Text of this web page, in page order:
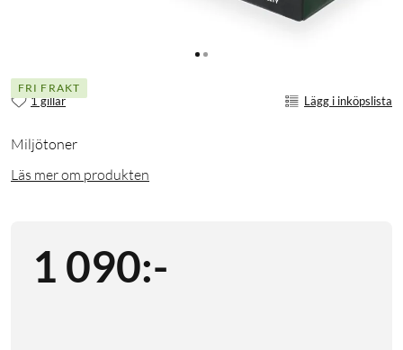
FRI FRAKT
1 gillar Lägg i inköpslista
Miljötoner
Läs mer om produkten
1 090:-